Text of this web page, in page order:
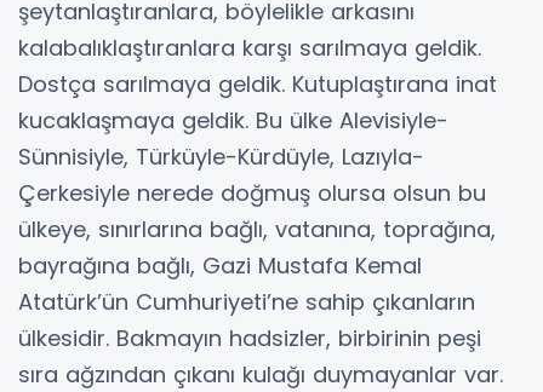
şeytanlaştıranlara, böylelikle arkasını
kalabalıklaştıranlara karşı sarılmaya geldik.
Dostça sarılmaya geldik. Kutuplaştırana inat
kucaklaşmaya geldik. Bu ülke Alevisiyle-
Sünnisiyle, Türküyle-Kürdüyle, Lazıyla-
Çerkesiyle nerede doğmuş olursa olsun bu
ülkeye, sınırlarına bağlı, vatanına, toprağına,
bayrağına bağlı, Gazi Mustafa Kemal
Atatürk’ün Cumhuriyeti’ne sahip çıkanların
ülkesidir. Bakmayın hadsizler, birbirinin peşi
sıra ağzından çıkanı kulağı duymayanlar var.